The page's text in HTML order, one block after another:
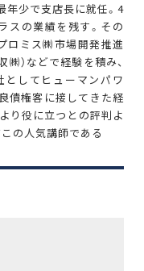
年少で支店長に就任。4
スの業績を残す。その
ロミス㈱市場開発推進
）などで経験を積み、
してヒューマンパワ
債権客に接してきた経
り役に立つとの評判よ
の人気講師である